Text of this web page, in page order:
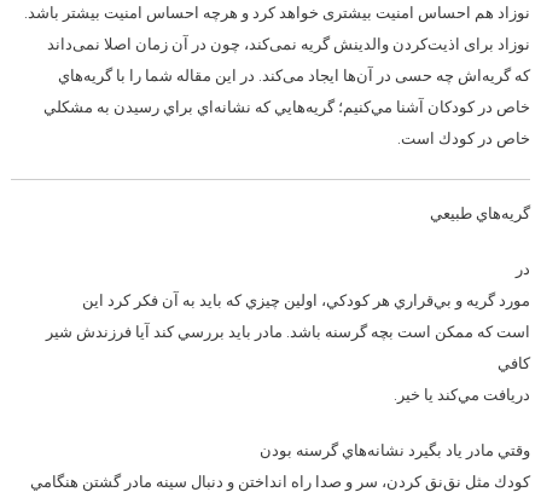
نوزاد هم احساس امنیت بیشتری خواهد كرد و هر‌چه احساس امنیت بیشتر باشد.
نوزاد برای اذیت‌كردن والدینش گریه نمی‌كند، چون در آن زمان اصلا نمی‌داند
كه گریه‌اش چه حسی در آن‌ها ایجاد می‌كند. در اين مقاله شما را با گريه‌هاي
خاص در كودكان آشنا مي‌كنيم؛ گريه‌هايي كه نشانه‌اي براي رسيدن به مشكلي
خاص در كودك است.
گريه‌هاي طبيعي
در
مورد گريه‌ و بي‌قراري هر كودكي، اولين چيزي كه بايد به آن فكر كرد اين
است كه ممكن است بچه گرسنه باشد. مادر بايد بررسي كند آيا فرزندش شير
كافي
دريافت مي‌كند يا خير.
وقتي مادر ياد بگيرد نشانه‌هاي گرسنه بودن
كودك مثل نق‌نق كردن، سر و صدا راه انداختن و دنبال سينه مادر گشتن هنگامي